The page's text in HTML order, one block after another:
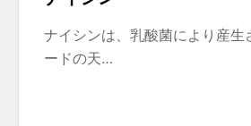
ナイシンは、乳酸菌により産生
ードの天…